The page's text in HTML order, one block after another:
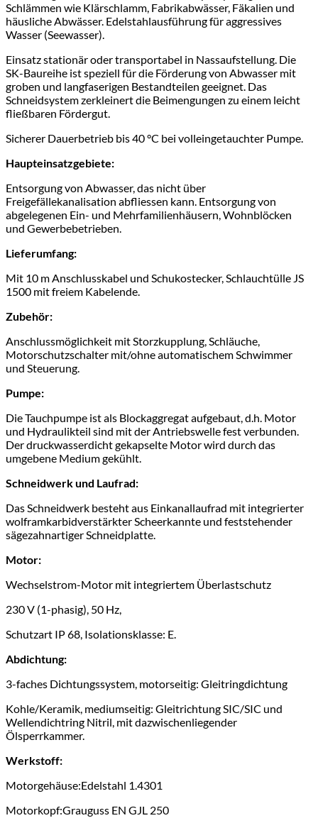
Schlämmen wie Klärschlamm, Fabrikabwässer, Fäkalien und
häusliche Abwässer. Edelstahlausführung für aggressives
Wasser (Seewasser).
Einsatz stationär oder transportabel in Nassaufstellung. Die
SK-Baureihe ist speziell für die Förderung von Abwasser mit
groben und langfaserigen Bestandteilen geeignet. Das
Schneidsystem zerkleinert die Beimengungen zu einem leicht
fließbaren Fördergut.
Sicherer Dauerbetrieb bis 40 °C bei volleingetauchter Pumpe.
Haupteinsatzgebiete:
Entsorgung von Abwasser, das nicht über
Freigefällekanalisation abfliessen kann. Entsorgung von
abgelegenen Ein- und Mehrfamilienhäusern, Wohnblöcken
und Gewerbebetrieben.
Lieferumfang:
Mit 10 m Anschlusskabel und Schukostecker, Schlauchtülle JS
1500 mit freiem Kabelende.
Zubehör:
Anschlussmöglichkeit mit Storzkupplung, Schläuche,
Motorschutzschalter mit/ohne automatischem Schwimmer
und Steuerung.
Pumpe:
Die Tauchpumpe ist als Blockaggregat aufgebaut, d.h. Motor
und Hydraulikteil sind mit der Antriebswelle fest verbunden.
Der druckwasserdicht gekapselte Motor wird durch das
umgebene Medium gekühlt.
Schneidwerk und Laufrad:
Das Schneidwerk besteht aus Einkanallaufrad mit integrierter
wolframkarbidverstärkter Scheerkannte und feststehender
sägezahnartiger Schneidplatte.
Motor:
Wechselstrom-Motor mit integriertem Überlastschutz
230 V (1-phasig), 50 Hz,
Schutzart IP 68, Isolationsklasse: E.
Abdichtung:
3-faches Dichtungssystem, motorseitig: Gleitringdichtung
Kohle/Keramik, mediumseitig: Gleitrichtung SIC/SIC und
Wellendichtring Nitril, mit dazwischenliegender
Ölsperrkammer.
Werkstoff:
Motorgehäuse:Edelstahl 1.4301
Motorkopf:Grauguss EN GJL 250